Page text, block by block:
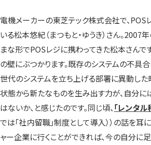
電機メーカーの東芝テック株式会社で、POS
いる松本悠紀（まつもと・ゆうき）さん。2007
まな形でPOSレジに携わってきた松本さんで
の壁にぶつかります。既存のシステムの不具
世代のシステムを立ち上げる部署に異動した
状態から新たなものを生み出す力が、自分に
はないか、と感じたのです。同じ頃、「レンタル
では「社内留職」制度として導入））の話を耳
ャー企業に行くことができれば、今の自分に